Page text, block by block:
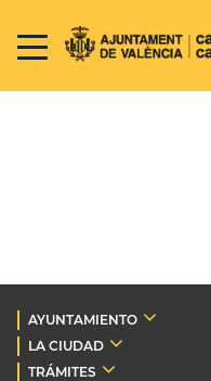
AYUNTAMIENTO
LA CIUDAD
TRÁMITES